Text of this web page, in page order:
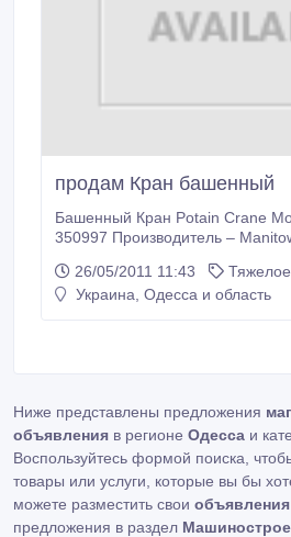
продам Кран башенный
Башенный Кран Potain Crane
350997 Производитель –
http://
спецификацию и
26/05/2011 11:43
Украина, Одесса и область
Ниже представлены предложения
объявления в регионе Одесса и
Воспользуйтесь формой поиска,
товары или услуги, которые вы бы
можете разместить свои объявления
предложения в раздел